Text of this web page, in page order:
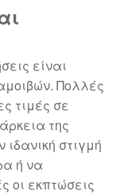
είναι
Πολλές
τιμές σε
της
ιδανική στιγμή
ή να
οι εκπτώσεις